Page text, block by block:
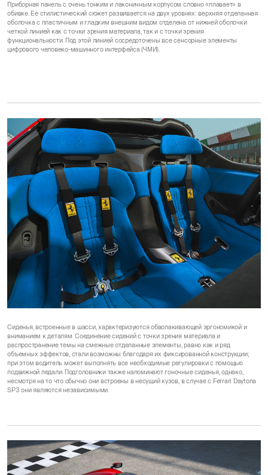
Приборная панель с очень тонким и лаконичным корпусом словно «плавает» в
обивке. Ее стилистический сюжет развивается на двух уровнях: верхняя отделанная
оболочка с пластичным и гладким внешним видом отделена от нижней оболочки
четкой линией как с точки зрения материала, так и с точки зрения
функциональности. Под этой линией сосредоточены все сенсорные элементы
цифрового человеко-машинного интерфейса (ЧМИ).
Сиденья, встроенные в шасси, характеризуются обволакивающей эргономикой и
вниманием к деталям. Соединение сидений с точки зрения материала и
распространение темы на смежные отделанные элементы, равно как и ряд
объемных эффектов, стали возможны благодаря их фиксированной конструкции;
при этом водитель может выполнять все необходимые регулировки с помощью
подвижной педали. Подголовники также напоминают гоночные сиденья, однако,
несмотря на то что обычно они встроены в несущий кузов, в случае с Ferrari Daytona
SP3 они являются независимыми.